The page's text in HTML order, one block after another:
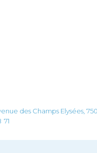
des Champs Elysées,
71